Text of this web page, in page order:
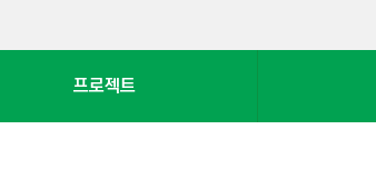
프로젝트